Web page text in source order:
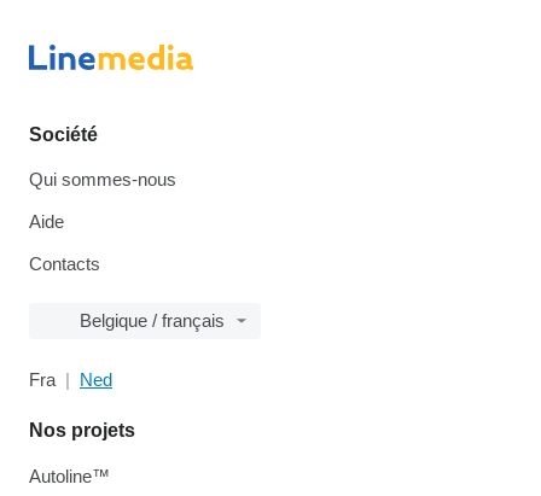
Société
Qui sommes-nous
Aide
Contacts
Belgique / français
Fra Ned
Nos projets
Autoline™